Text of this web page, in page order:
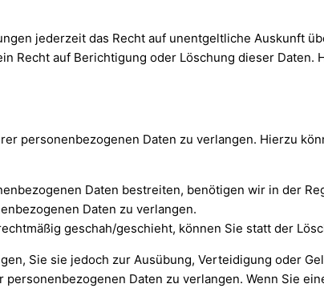
jederzeit das Recht auf unentgeltliche Auskunft
Recht auf Berichtigung oder Löschung dieser
personenbezogenen Daten zu verlangen. Hierzu
Daten bestreiten, benötigen wir in der
Daten zu verlangen.
geschah/geschieht, können Sie statt der
Sie sie jedoch zur Ausübung, Verteidigung oder
Daten zu verlangen. Wenn Sie